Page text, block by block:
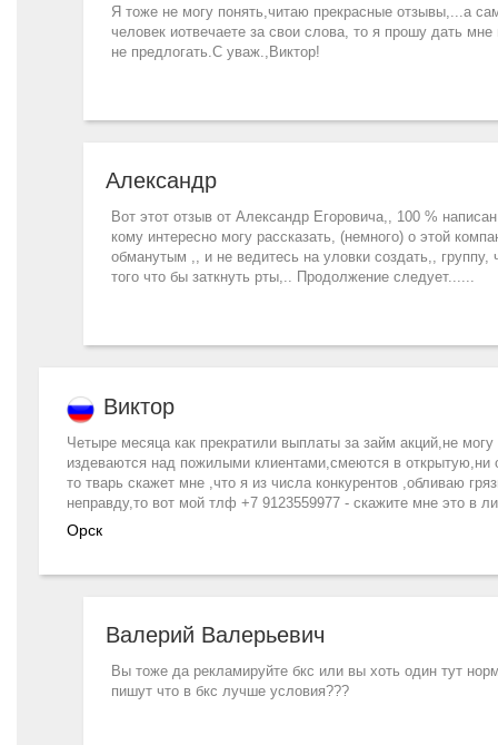
Я тоже не могу понять,читаю прекрасные отзывы,...а
человек иотвечаете за свои слова, то я прошу дать
не предлогать.С уваж.,Виктор!
Александр
Вот этот отзыв от Александр Егоровича,, 100 %
кому интересно могу рассказать, (немного) о этой
обманутым ,, и не ведитесь на уловки создать,,
того что бы заткнуть рты,.. Продолжение следует......
Виктор
Четыре месяца как прекратили выплаты за займ акций,не
издеваются над пожилыми клиентами,смеются в открытую,ни
то тварь скажет мне ,что я из числа конкурентов ,обливаю
неправду,то вот мой тлф +7 9123559977 - скажите мне это в
Орск
Валерий Валерьевич
Вы тоже да рекламируйте бкс или вы хоть один тут
пишут что в бкс лучше условия???